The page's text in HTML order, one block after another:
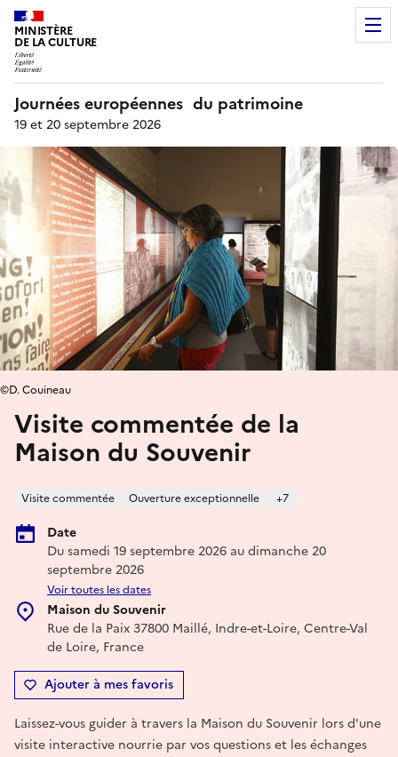
MINISTÈRE
DE LA CULTURE
Journées européennes du patrimoine
19 et 20 septembre 2026
Visite commentée de la
Maison du Souvenir
Visite commentée Ouverture exceptionnelle +7
Date
Du samedi 19 septembre 2026 au dimanche 20
septembre 2026
Voir toutes les dates
Maison du Souvenir
Rue de la Paix 37800 Maillé, Indre-et-Loire, Centre-Val
de Loire, France
Ajouter à mes favoris
©D. Couineau
Laissez-vous guider à travers la Maison du Souvenir lors d'une
visite interactive nourrie par vos questions et les échanges